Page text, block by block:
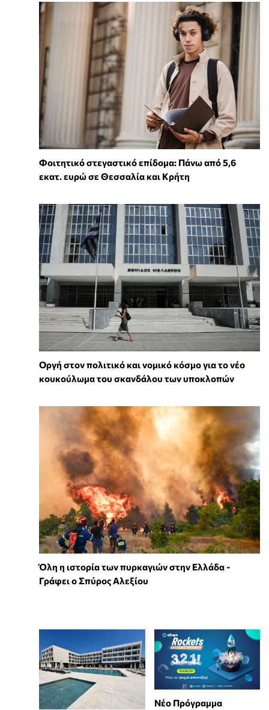
Φοιτητικό στεγαστικό επίδομα: Πάνω από 5,6
εκατ. ευρώ σε Θεσσαλία και Κρήτη
Οργή στον πολιτικό και νομικό κόσμο για το νέο
κουκούλωμα του σκανδάλου των υποκλοπών
Όλη η ιστορία των πυρκαγιών στην Ελλάδα -
Γράφει ο Σπύρος Αλεξίου
Νέο Πρόγραμμα